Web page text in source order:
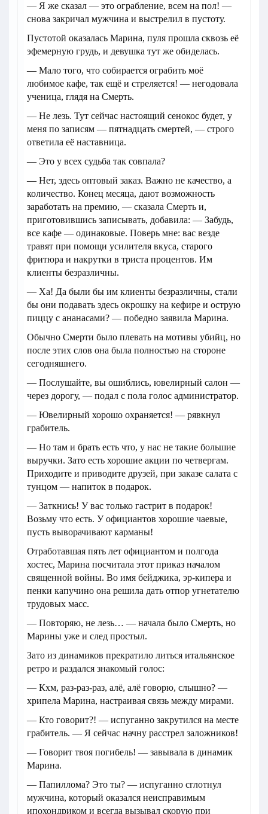
— Я же сказал — это ограбление, всем на пол! —
снова закричал мужчина и выстрелил в пустоту.
Пустотой оказалась Марина, пуля прошла сквозь её
эфемерную грудь, и девушка тут же обиделась.
— Мало того, что собирается ограбить моё
любимое кафе, так ещё и стреляется! — негодовала
ученица, глядя на Смерть.
— Не лезь. Тут сейчас настоящий сенокос будет, у
меня по записям — пятнадцать смертей, — строго
ответила её наставница.
— Это у всех судьба так совпала?
— Нет, здесь оптовый заказ. Важно не качество, а
количество. Конец месяца, дают возможность
заработать на премию, — сказала Смерть и,
приготовившись записывать, добавила: — Забудь,
все кафе — одинаковые. Поверь мне: вас везде
травят при помощи усилителя вкуса, старого
фритюра и накрутки в триста процентов. Им
клиенты безразличны.
— Ха! Да были бы им клиенты безразличны, стали
бы они подавать здесь окрошку на кефире и острую
пиццу с ананасами? — победно заявила Марина.
Обычно Смерти было плевать на мотивы убийц, но
после этих слов она была полностью на стороне
сегодняшнего.
— Послушайте, вы ошиблись, ювелирный салон —
через дорогу, — подал с пола голос администратор.
— Ювелирный хорошо охраняется! — рявкнул
грабитель.
— Но там и брать есть что, у нас не такие большие
выручки. Зато есть хорошие акции по четвергам.
Приходите и приводите друзей, при заказе салата с
тунцом — напиток в подарок.
— Заткнись! У вас только гастрит в подарок!
Возьму что есть. У официантов хорошие чаевые,
пусть выворачивают карманы!
Отработавшая пять лет официантом и полгода
хостес, Марина посчитала этот приказ началом
священной войны. Во имя бейджика, эр-кипера и
пенки капучино она решила дать отпор угнетателю
трудовых масс.
— Повторяю, не лезь… — начала было Смерть, но
Марины уже и след простыл.
Зато из динамиков прекратило литься итальянское
ретро и раздался знакомый голос:
— Кхм, раз-раз-раз, алё, алё говорю, слышно? —
хрипела Марина, настраивая связь между мирами.
— Кто говорит?! — испуганно закрутился на месте
грабитель. — Я сейчас начну расстрел заложников!
— Говорит твоя погибель! — завывала в динамик
Марина.
— Папиллома? Это ты? — испуганно сглотнул
мужчина, который оказался неисправимым
ипохондриком и всегда вызывал скорую при